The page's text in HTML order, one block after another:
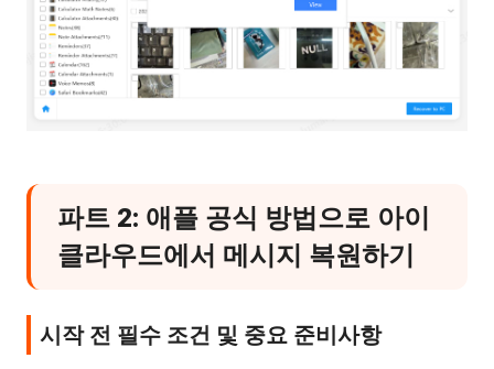
파트 2: 애플 공식 방법으로 아이
클라우드에서 메시지 복원하기
시작 전 필수 조건 및 중요 준비사항